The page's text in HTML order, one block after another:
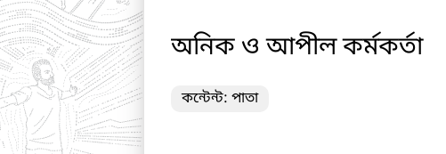
অনিক ও আপীল কর্মকর্তা
কন্টেন্ট: পাতা